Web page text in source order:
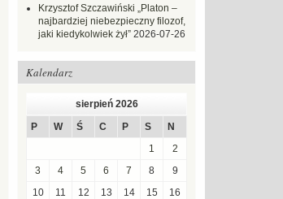
Krzysztof Szczawiński „Platon –
najbardziej niebezpieczny filozof,
jaki kiedykolwiek żył” 2026-07-26
Kalendarz
sierpień 2026
P
W Ś C P S
N
1
2
3
4 5 6 7 8
9
10
11 12 13 14 15
16